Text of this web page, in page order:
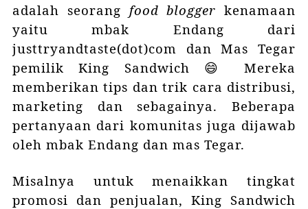
adalah seorang food blogger kenamaan
yaitu mbak Endang dari
justtryandtaste(dot)com dan Mas Tegar
pemilik King Sandwich 😄 Mereka
memberikan tips dan trik cara distribusi,
marketing dan sebagainya. Beberapa
pertanyaan dari komunitas juga dijawab
oleh mbak Endang dan mas Tegar.
Misalnya untuk menaikkan tingkat
promosi dan penjualan, King Sandwich